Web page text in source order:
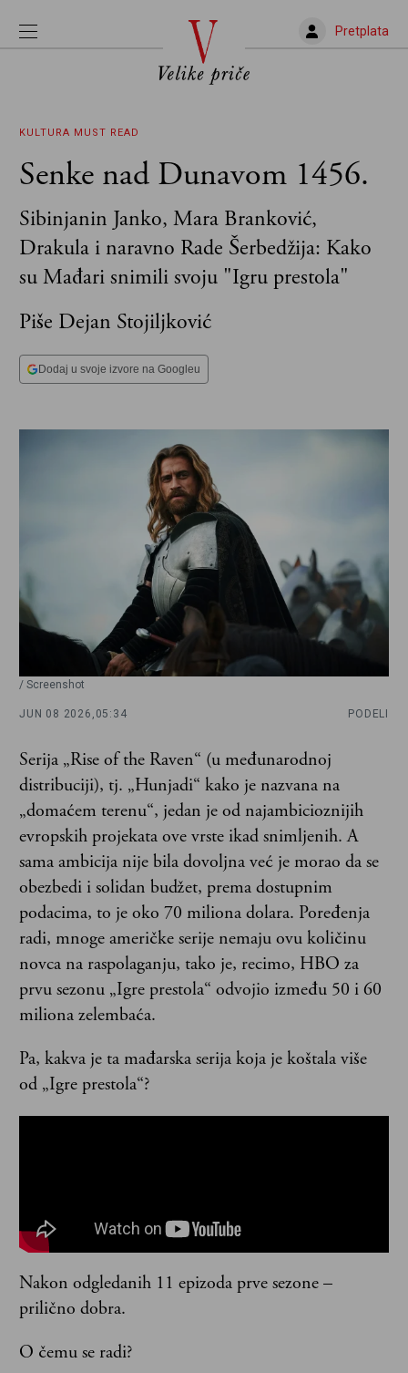
Pretplata
KULTURA MUST READ
Senke nad Dunavom 1456.
Sibinjanin Janko, Mara Branković,
Drakula i naravno Rade Šerbedžija: Kako
su Mađari snimili svoju "Igru prestola"
Piše Dejan Stojiljković
Dodaj u svoje izvore na Googleu
/ Screenshot
JUN 08 2026, 05:34 PODELI
Serija „Rise of the Raven“ (u međunarodnoj
distribuciji), tj. „Hunjadi“ kako je nazvana na
„domaćem terenu“, jedan je od najambicioznijih
evropskih projekata ove vrste ikad snimljenih. A
sama ambicija nije bila dovoljna već je morao da se
obezbedi i solidan budžet, prema dostupnim
podacima, to je oko 70 miliona dolara. Poređenja
radi, mnoge američke serije nemaju ovu količinu
novca na raspolaganju, tako je, recimo, HBO za
prvu sezonu „Igre prestola“ odvojio između 50 i 60
miliona zelembaća.
Pa, kakva je ta mađarska serija koja je koštala više
od „Igre prestola“?
Nakon odgledanih 11 epizoda prve sezone –
prilično dobra.
O čemu se radi?